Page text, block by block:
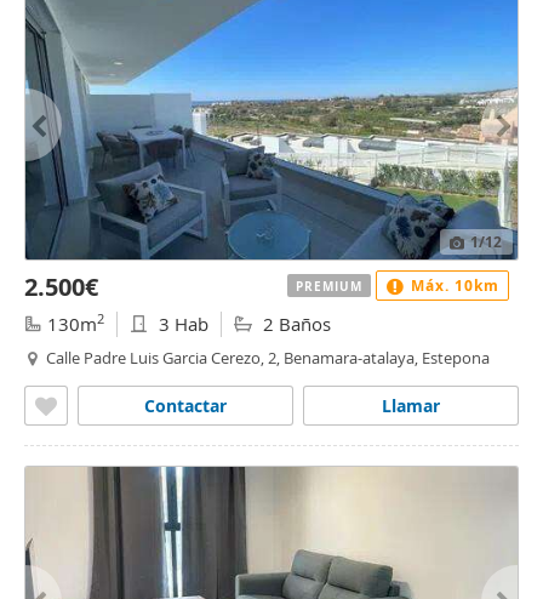
1/12
2.500€
130m2 3 Hab 2 Baños
Calle Padre Luis Garcia Cerezo, 2, Benamara-atalaya, Estepona
Llamar
Contactar
PREMIUM Máx. 10km